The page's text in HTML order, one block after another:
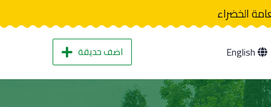
الخضراء
اضف حديقة